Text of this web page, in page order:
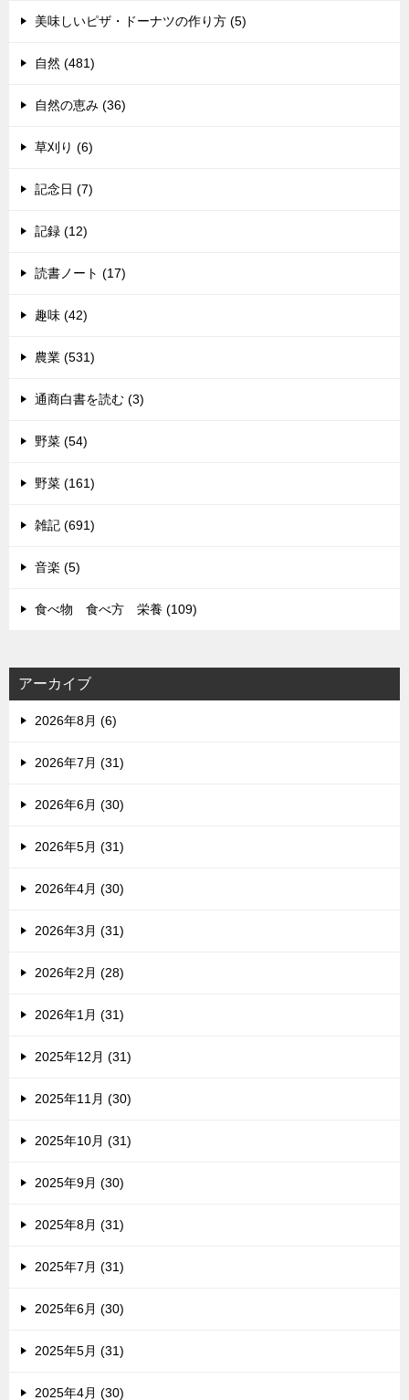
美味しいピザ・ドーナツの作り方 (5)
自然 (481)
自然の恵み (36)
草刈り (6)
記念日 (7)
記録 (12)
読書ノート (17)
趣味 (42)
農業 (531)
通商白書を読む (3)
野菜 (54)
野菜 (161)
雑記 (691)
音楽 (5)
食べ物 食べ方 栄養 (109)
アーカイブ
2026年8月 (6)
2026年7月 (31)
2026年6月 (30)
2026年5月 (31)
2026年4月 (30)
2026年3月 (31)
2026年2月 (28)
2026年1月 (31)
2025年12月 (31)
2025年11月 (30)
2025年10月 (31)
2025年9月 (30)
2025年8月 (31)
2025年7月 (31)
2025年6月 (30)
2025年5月 (31)
2025年4月 (30)